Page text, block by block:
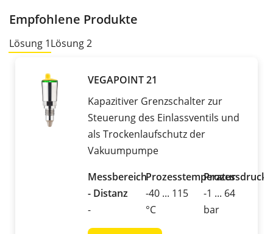
Empfohlene Produkte
Lösung 1Lösung 2
VEGAPOINT 21
Kapazitiver Grenzschalter zur
Steuerung des Einlassventils und
als Trockenlaufschutz der
Vakuumpumpe
Messbereich
- Distanz
-
Prozesstemperatur
-40 ... 115
°C
Prozessdruck
-1 ... 64
bar